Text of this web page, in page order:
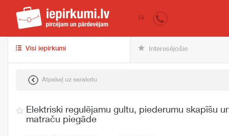
iepirkumi.lv
LV
Visi iepirkumi Interesējošie
Atpakaļ uz sarakstu
Elektriski regulējamu gultu, piederumu skapīšu
matraču piegāde